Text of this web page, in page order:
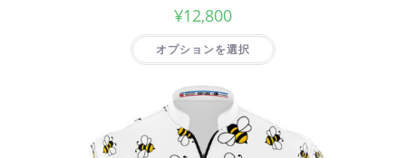
¥12,800
オプションを選択